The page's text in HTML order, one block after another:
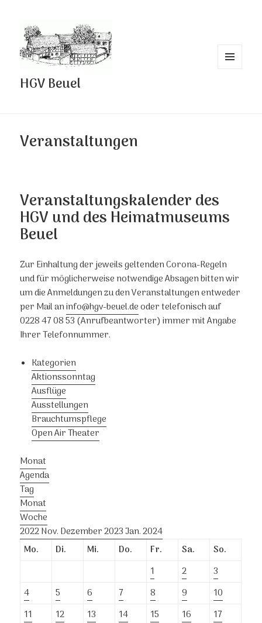
HGV Beuel
Veranstaltungen
Veranstaltungskalender des
HGV und des Heimatmuseums
Beuel
Zur Einhaltung der jeweils geltenden Corona-Regeln
und für möglicherweise notwendige Absagen bitten wir
um die Anmeldungen zu den Veranstaltungen entweder
per Mail aninfo@hgv-beuel.deoder telefonisch auf
0228 47 08 53 (Anrufbeantworter) immer mit Angabe
Ihrer Telefonnummer.
Kategorien
Aktionssonntag
Ausflüge
Ausstellungen
Brauchtumspflege
Open Air Theater
Monat
Agenda
Tag
Monat
Woche
2022Nov. Dezember 2023Jan.2024
Mo.
Di. Mi. Do. Fr. Sa.
So.
1
2
3
4
5 6 7 8 9
10
11
12 13 14 15 16
17